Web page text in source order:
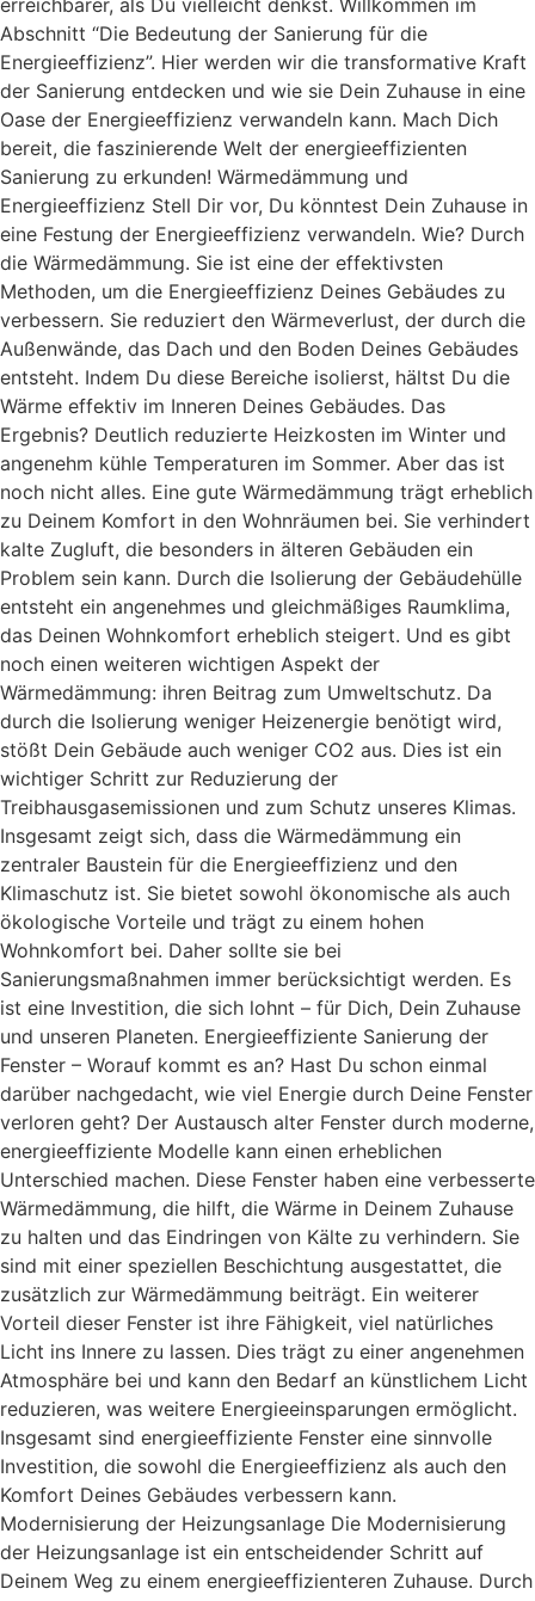
erreichbarer, als Du vielleicht denkst. Willkommen im
Abschnitt “Die Bedeutung der Sanierung für die
Energieeffizienz”. Hier werden wir die transformative Kraft
der Sanierung entdecken und wie sie Dein Zuhause in eine
Oase der Energieeffizienz verwandeln kann. Mach Dich
bereit, die faszinierende Welt der energieeffizienten
Sanierung zu erkunden! Wärmedämmung und
Energieeffizienz Stell Dir vor, Du könntest Dein Zuhause in
eine Festung der Energieeffizienz verwandeln. Wie? Durch
die Wärmedämmung. Sie ist eine der effektivsten
Methoden, um die Energieeffizienz Deines Gebäudes zu
verbessern. Sie reduziert den Wärmeverlust, der durch die
Außenwände, das Dach und den Boden Deines Gebäudes
entsteht. Indem Du diese Bereiche isolierst, hältst Du die
Wärme effektiv im Inneren Deines Gebäudes. Das
Ergebnis? Deutlich reduzierte Heizkosten im Winter und
angenehm kühle Temperaturen im Sommer. Aber das ist
noch nicht alles. Eine gute Wärmedämmung trägt erheblich
zu Deinem Komfort in den Wohnräumen bei. Sie verhindert
kalte Zugluft, die besonders in älteren Gebäuden ein
Problem sein kann. Durch die Isolierung der Gebäudehülle
entsteht ein angenehmes und gleichmäßiges Raumklima,
das Deinen Wohnkomfort erheblich steigert. Und es gibt
noch einen weiteren wichtigen Aspekt der
Wärmedämmung: ihren Beitrag zum Umweltschutz. Da
durch die Isolierung weniger Heizenergie benötigt wird,
stößt Dein Gebäude auch weniger CO2 aus. Dies ist ein
wichtiger Schritt zur Reduzierung der
Treibhausgasemissionen und zum Schutz unseres Klimas.
Insgesamt zeigt sich, dass die Wärmedämmung ein
zentraler Baustein für die Energieeffizienz und den
Klimaschutz ist. Sie bietet sowohl ökonomische als auch
ökologische Vorteile und trägt zu einem hohen
Wohnkomfort bei. Daher sollte sie bei
Sanierungsmaßnahmen immer berücksichtigt werden. Es
ist eine Investition, die sich lohnt – für Dich, Dein Zuhause
und unseren Planeten. Energieeffiziente Sanierung der
Fenster – Worauf kommt es an? Hast Du schon einmal
darüber nachgedacht, wie viel Energie durch Deine Fenster
verloren geht? Der Austausch alter Fenster durch moderne,
energieeffiziente Modelle kann einen erheblichen
Unterschied machen. Diese Fenster haben eine verbesserte
Wärmedämmung, die hilft, die Wärme in Deinem Zuhause
zu halten und das Eindringen von Kälte zu verhindern. Sie
sind mit einer speziellen Beschichtung ausgestattet, die
zusätzlich zur Wärmedämmung beiträgt. Ein weiterer
Vorteil dieser Fenster ist ihre Fähigkeit, viel natürliches
Licht ins Innere zu lassen. Dies trägt zu einer angenehmen
Atmosphäre bei und kann den Bedarf an künstlichem Licht
reduzieren, was weitere Energieeinsparungen ermöglicht.
Insgesamt sind energieeffiziente Fenster eine sinnvolle
Investition, die sowohl die Energieeffizienz als auch den
Komfort Deines Gebäudes verbessern kann.
Modernisierung der Heizungsanlage Die Modernisierung
der Heizungsanlage ist ein entscheidender Schritt auf
Deinem Weg zu einem energieeffizienteren Zuhause. Durch